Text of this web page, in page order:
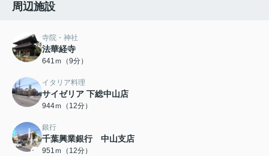
周辺施設
寺院・神社
法華経寺
641ｍ（9分）
イタリア料理
サイゼリア 下総中山店
944ｍ（12分）
銀行
千葉興業銀行 中山支店
951ｍ（12分）